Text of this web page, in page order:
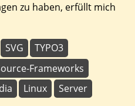
zu haben, erfüllt mich
SVG
TYPO3
Frameworks
Linux
Server